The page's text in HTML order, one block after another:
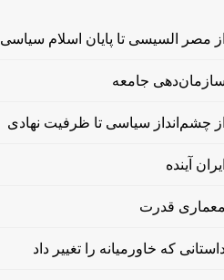
از مصر السیسی تا پایان اسلام سیاسی
سازمان‌دهی جامعه
از چشم‌انداز سیاسی تا ظرفیت نهادی
ایران آینده
معماری قدرت
که خاورمیانه را تغییر داد